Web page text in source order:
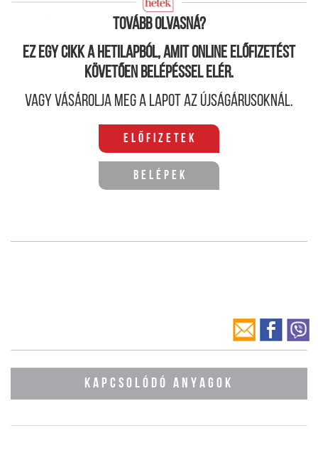
kanyargó folyón a tutajozást is.
Tovább olvasná?
Ez egy cikk a hetilapból, amit online előfizetést
követően belépéssel elér.
Vagy vásárolja meg a lapot az újságárusoknál.
Előfizetek
Belépek
KAPCSOLÓDÓ ANYAGOK